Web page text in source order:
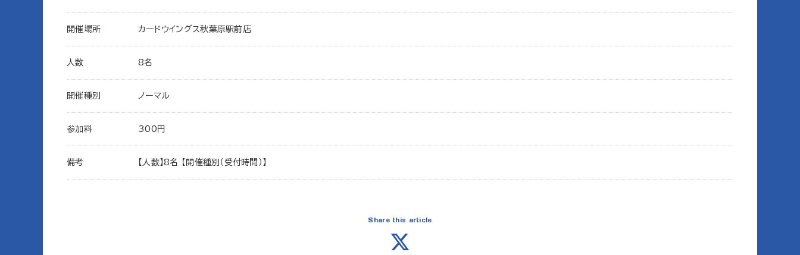
開催場所 カードウイングス秋葉原駅前店
人数 8名
開催種別 ノーマル
参加料 300円
備考 【人数】8名 【開催種別（受付時間）】
Share this article